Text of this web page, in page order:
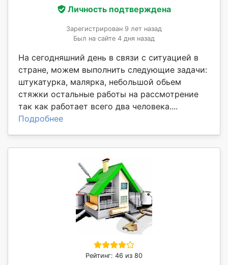
Личность подтверждена
Зарегистрирован 9 лет назад
Был на сайте 4 дня назад
На сегодняшний день в связи с ситуацией в
стране, можем выполнить следующие задачи:
штукатурка, малярка, небольшой обьем
стяжки остальные работы на рассмотрение
так как работает всего два человека....
Подробнее
Рейтинг: 46 из 80